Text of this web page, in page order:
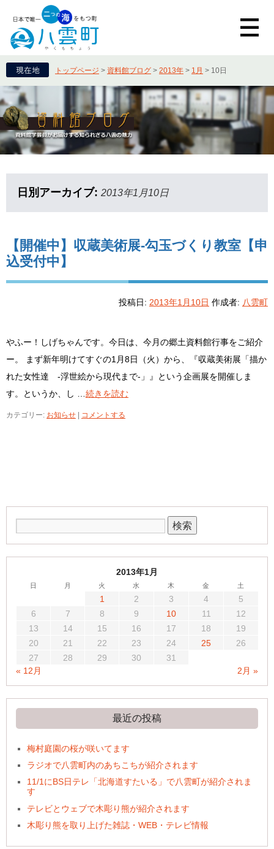
トップページ > 資料館ブログ > 2013年 > 1月 > 10日
日別アーカイブ: 2013年1月10日
【開催中】収蔵美術展-勾玉づくり教室【申
込受付中】
投稿日: 2013年1月10日 作成者: 八雲町
やふー！しげちゃんです。今日は、今月の郷土資料館行事をご紹介
ー。 まず新年明けてすぐの1月8日（火）から、『収蔵美術展「描か
れた女性達 -浮世絵から現代まで-」』という企画展を開催しま
す。というか、し … 続きを読む
カテゴリー: お知らせ コメントする
2013年1月
日 月 火 水 木 金 土
1 2 3 4
5
6
7 8 9 10 11
12
13
14 15 16 17 18
19
20
21 22 23 24 25
26
27
28 29 30
31
« 12月
2月 »
最近の投稿
梅村庭園の桜が咲いてます
ラジオで八雲町内のあちこちが紹介されます
11/1にBS日テレ「北海道すたいる」で八雲町が紹介されま
す
テレビとウェブで木彫り熊が紹介されます
木彫り熊を取り上げた雑誌・WEB・テレビ情報